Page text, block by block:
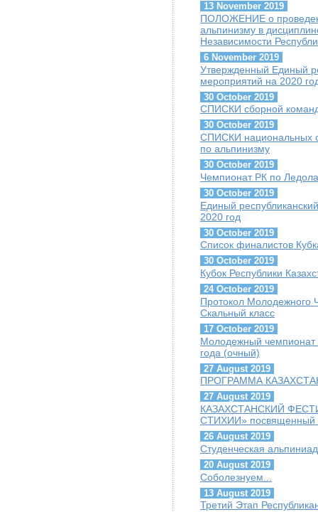
13 November 2019
ПОЛОЖЕНИЕ о
альпинизму в
Независимости
6 November 2019
Утвержденный Единый
мероприятий на 2020
30 October 2019
СПИСКИ сборной
30 October 2019
СПИСКИ национальных
по альпинизму
30 October 2019
Чемпионат РК по
30 October 2019
Единый
2020 год
30 October 2019
Список финалистов
30 October 2019
Кубок Республики
24 October 2019
Протокол Молодежного
Скальный класс
17 October 2019
Молодежный чемпионат
года (очный)
27 August 2019
ПРОГРАММА
27 August 2019
КАЗАХСТАНСКИЙ
СТИХИИ» посвященный
26 August 2019
Студенческая
20 August 2019
Соболезнуем...
13 August 2019
Третий Этап